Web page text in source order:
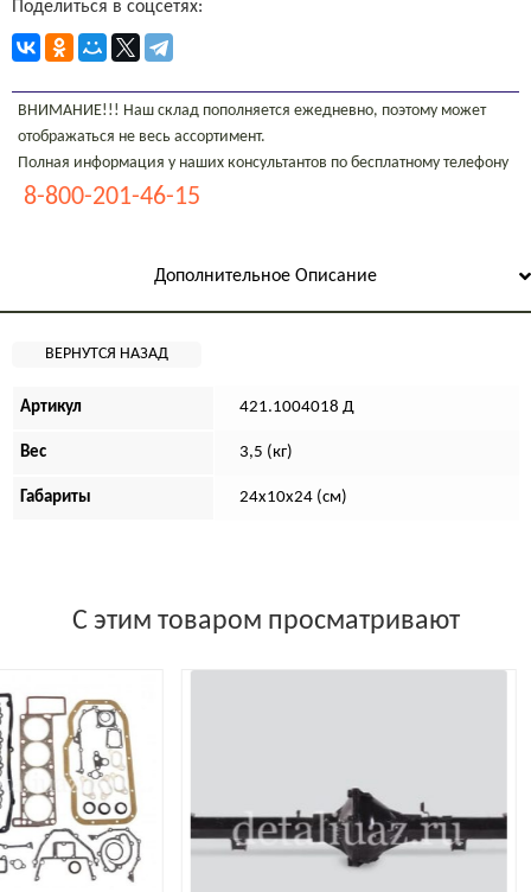
Поделиться в соцсетях:
ВНИМАНИЕ!!! Наш склад пополняется ежедневно, поэтому может
отображаться не весь ассортимент.
Полная информация у наших консультантов по бесплатному телефону
8-800-201-46-15
Дополнительное Описание
Артикул 421.1004018 Д
Вес 3,5 (кг)
Габариты 24х10х24 (см)
С этим товаром просматривают